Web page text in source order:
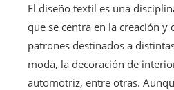
El diseño textil es una
que se centra en la creación
patrones destinados a
moda, la decoración de
automotriz, entre otras.